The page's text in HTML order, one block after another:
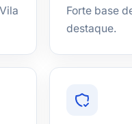
Forte base
destaque.